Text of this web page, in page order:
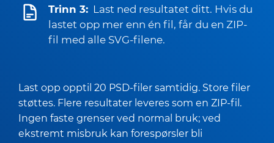
Trinn 3: Last ned resultatet ditt. Hvis du
lastet opp mer enn én fil, får du en ZIP-
fil med alle SVG-filene.
Last opp opptil 20 PSD-filer samtidig. Store filer
støttes. Flere resultater leveres som en ZIP-fil.
Ingen faste grenser ved normal bruk; ved
ekstremt misbruk kan forespørsler bli